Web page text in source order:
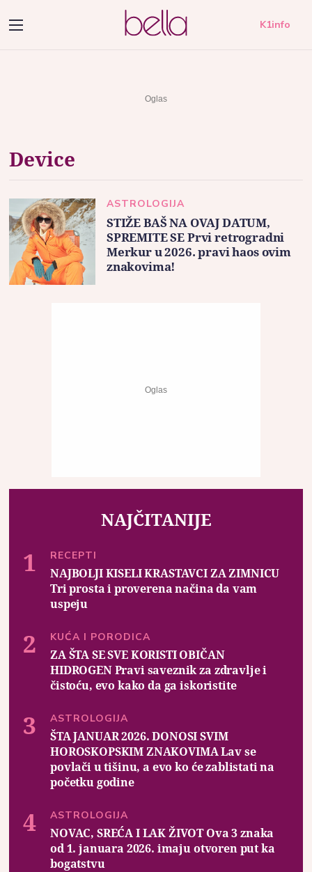
K1info
Device
ASTROLOGIJA
STIŽE BAŠ NA OVAJ DATUM,
SPREMITE SE Prvi retrogradni
Merkur u 2026. pravi haos ovim
znakovima!
NAJČITANIJE
RECEPTI
NAJBOLJI KISELI KRASTAVCI ZA ZIMNICU
Tri prosta i proverena načina da vam
uspeju
KUĆA I PORODICA
ZA ŠTA SE SVE KORISTI OBIČAN
HIDROGEN Pravi saveznik za zdravlje i
čistoću, evo kako da ga iskoristite
ASTROLOGIJA
ŠTA JANUAR 2026. DONOSI SVIM
HOROSKOPSKIM ZNAKOVIMA Lav se
povlači u tišinu, a evo ko će zablistati na
početku godine
ASTROLOGIJA
NOVAC, SREĆA I LAK ŽIVOT Ova 3 znaka
od 1. januara 2026. imaju otvoren put ka
bogatstvu